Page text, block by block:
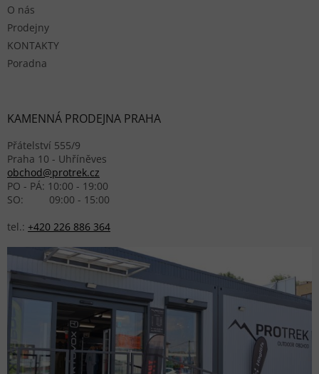
O nás
Prodejny
KONTAKTY
Poradna
KAMENNÁ PRODEJNA PRAHA
Přátelství 555/9
Praha 10 - Uhříněves
obchod@protrek.cz
PO - PÁ: 10:00 - 19:00
SO: 09:00 - 15:00
tel.: +420 226 886 364